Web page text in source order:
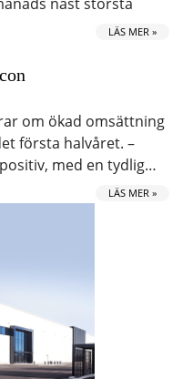
LÄS MER »
om ökad omsättning
första halvåret. –
med en tydlig…
LÄS MER »